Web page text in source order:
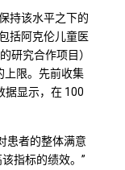
持该水平之下的
括阿克伦儿童医
研究合作项目）
上限。先前收集
据显示，在 100
患者的整体满意
指标的绩效。”